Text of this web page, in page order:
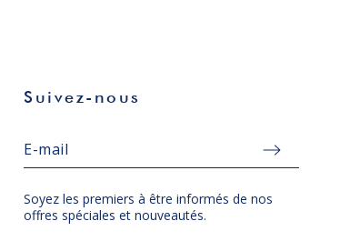
Suivez-nous
Soyez les premiers à être informés de nos
offres spéciales et nouveautés.